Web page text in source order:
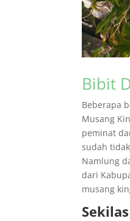
Bibit
Beberapa
Musang
peminat
sudah
Namlung
dari
musang